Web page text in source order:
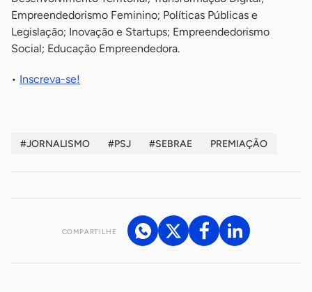
Empreendedorismo Feminino; Políticas Públicas e
Legislação; Inovação e Startups; Empreendedorismo
Social; Educação Empreendedora.
• Inscreva-se!
#JORNALISMO #PSJ #SEBRAE PREMIAÇÃO
COMPARTILHE